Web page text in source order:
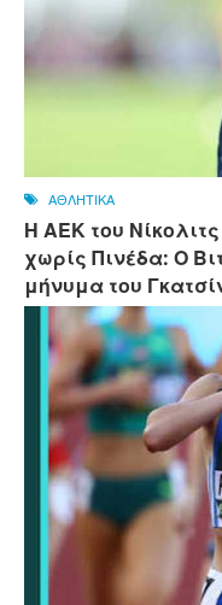
ΑΘΛΗΤΙΚΑ
Η ΑΕΚ του
χωρίς Πινέδα: Ο
μήνυμα του